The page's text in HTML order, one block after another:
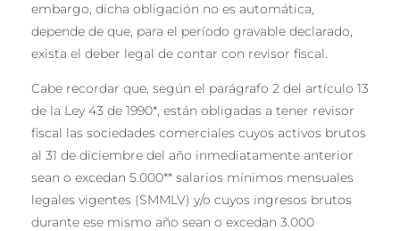
embargo, dicha obligación no es automática,
depende de que, para el período gravable declarado,
exista el deber legal de contar con revisor fiscal.
Cabe recordar que, según el parágrafo 2 del artículo 13
de la Ley 43 de 1990*, están obligadas a tener revisor
fiscal las sociedades comerciales cuyos activos brutos
al 31 de diciembre del año inmediatamente anterior
sean o excedan 5.000** salarios mínimos mensuales
legales vigentes (SMMLV) y/o cuyos ingresos brutos
durante ese mismo año sean o excedan 3.000